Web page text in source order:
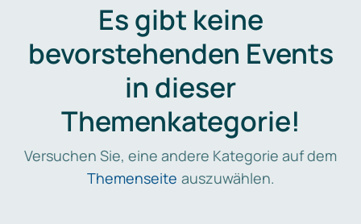
Es gibt keine
bevorstehenden Events
in dieser
Themenkategorie!
Versuchen Sie, eine andere Kategorie auf dem
Themenseite auszuwählen.